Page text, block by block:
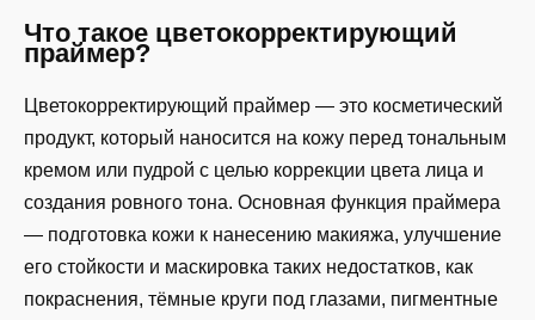
Что такое цветокорректирующий
праймер?
Цветокорректирующий праймер — это косметический
продукт, который наносится на кожу перед тональным
кремом или пудрой с целью коррекции цвета лица и
создания ровного тона. Основная функция праймера
— подготовка кожи к нанесению макияжа, улучшение
его стойкости и маскировка таких недостатков, как
покраснения, тёмные круги под глазами, пигментные